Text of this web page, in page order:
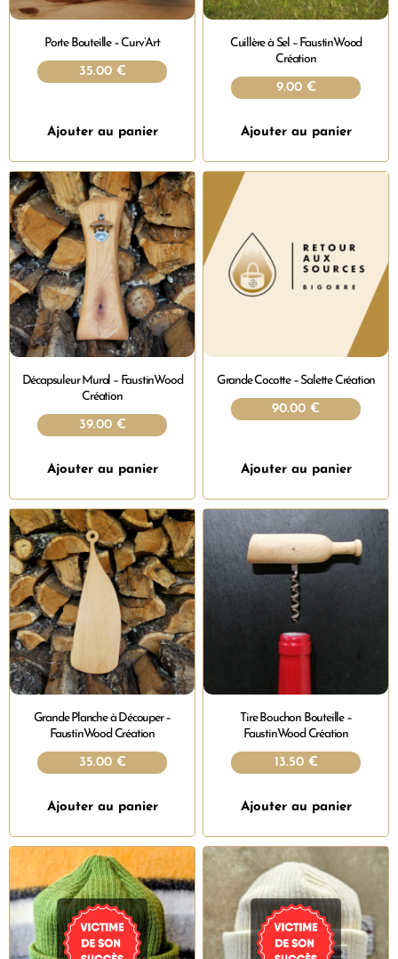
Porte Bouteille – Curv’Art
35.00 €
Ajouter au panier
Cuillère à Sel – FaustinWood
Création
9.00 €
Ajouter au panier
Décapsuleur Mural – FaustinWood
Création
39.00 €
Ajouter au panier
Grande Cocotte – Salette Création
90.00 €
Ajouter au panier
Grande Planche à Découper –
FaustinWood Création
35.00 €
Ajouter au panier
Tire Bouchon Bouteille –
FaustinWood Création
13.50 €
Ajouter au panier